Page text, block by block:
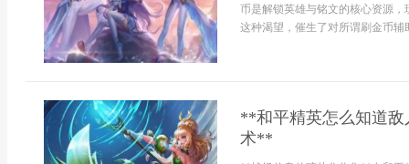
币是解锁英雄与铭文的核心资源
这种渴望，催生了对所谓刷金币
**和平精英怎么知道
术**